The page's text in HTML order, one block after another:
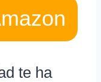
te ha